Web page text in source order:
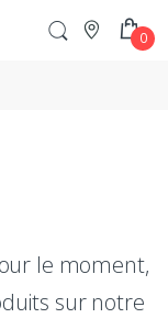
0
le moment,
sur notre